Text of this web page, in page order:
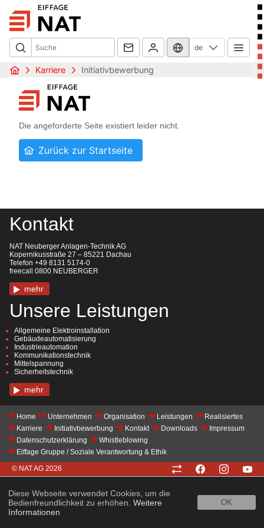
de
Karriere Initiativbewerbung
Kontakt
NAT Neuberger Anlagen-Technik AG
Kopernikusstraße 27 – 85221 Dachau
Telefon +49 8131 5174-0
freecall 0800 NEUBERGER
mehr
Unsere Leistungen
Allgemeine Elektroinstallation
Gebäudeautomatisierung
Industrieautomation
Kommunikationstechnik
Mittelspannung
Sicherheitstechnik
mehr
Home Unternehmen Organisation Leistungen
Realisiertes
Karriere
Initiativbewerbung Kontakt Downloads
Impressum
Datenschutzerklärung
Whistleblowing
Eiffage Gruppe / Soziale Verantwortung & Ethik
© NAT AG 2026
Diese Webseite verwendet Cookies, um die
Bedienfreundlichkeit zu erhöhen. Weitere
Informationen
OK